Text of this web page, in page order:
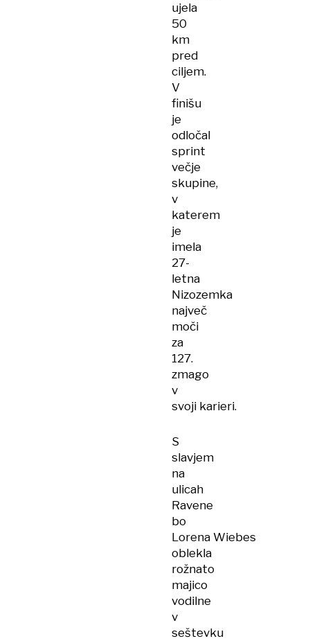
ujela
50
km
pred
ciljem.
V
finišu
je
odločal
sprint
večje
skupine,
v
katerem
je
imela
27-
letna
Nizozemka
največ
moči
za
127.
zmago
v
svoji karieri.
S
slavjem
na
ulicah
Ravene
bo
Lorena Wiebes
oblekla
rožnato
majico
vodilne
v
seštevku